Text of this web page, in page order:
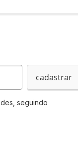
cadastrar
seguindo